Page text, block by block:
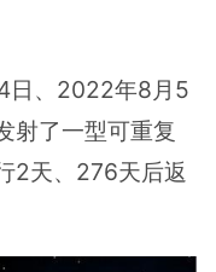
日、2022年8月5
射了一型可重复
2天、276天后返